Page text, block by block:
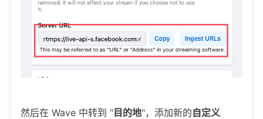
然后在 Wave 中转到 "目的地"，添加新的自定义